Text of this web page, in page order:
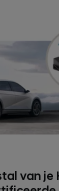
van je